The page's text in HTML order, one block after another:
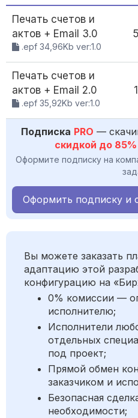
Печать счетов и
актов + Email 3.0
.epf 34,96Kb ver:1.0
Печать счетов и
актов + Email 2.0
.epf 35,92Kb ver:1.0
Подписка PRO —
скидкой до 85%
Оформите подписку на
Оформить подписку и
Вы можете заказать
адаптацию этой
конфигурацию на
0% комиссии —
исполнителю;
Исполнители
отдельных
под проект;
Прямой обмен
заказчиком и
Безопасная
необходимости;